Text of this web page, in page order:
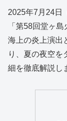
2025年7月24日
「第58回堂ヶ
海上の炎上演出
り、夏の夜空を
細を徹底解説し